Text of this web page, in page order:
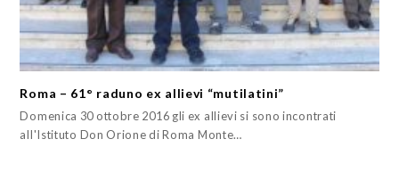
Roma – 61° raduno ex allievi “mutilatini”
Domenica 30 ottobre 2016 gli ex allievi si sono incontrati
all'Istituto Don Orione di Roma Monte…